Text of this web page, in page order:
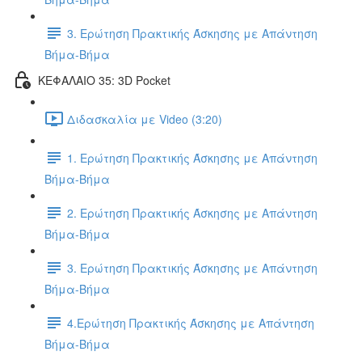
3. Ερώτηση Πρακτικής Άσκησης με Απάντηση
Βήμα-Βήμα
ΚΕΦΑΛΑΙΟ 35: 3D Pocket
Διδασκαλία με Video (3:20)
1. Ερώτηση Πρακτικής Άσκησης με Απάντηση
Βήμα-Βήμα
2. Ερώτηση Πρακτικής Άσκησης με Απάντηση
Βήμα-Βήμα
3. Ερώτηση Πρακτικής Άσκησης με Απάντηση
Βήμα-Βήμα
4.Ερώτηση Πρακτικής Άσκησης με Απάντηση
Βήμα-Βήμα